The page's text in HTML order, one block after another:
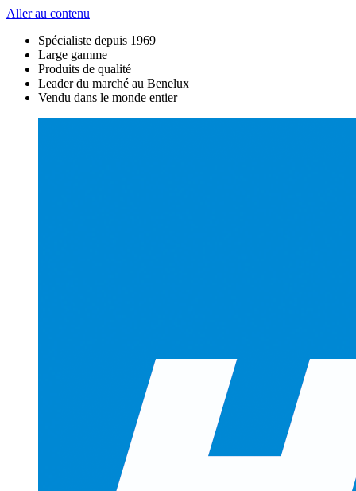
Aller au contenu
Spécialiste depuis 1969
Large gamme
Produits de qualité
Leader du marché au Benelux
Vendu dans le monde entier